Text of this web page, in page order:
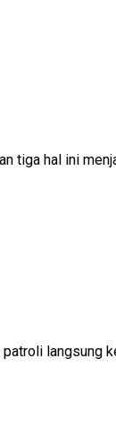
tiga hal ini
langsung